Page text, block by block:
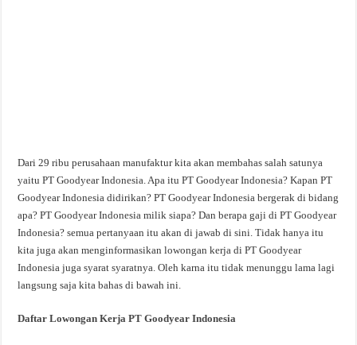
Dari 29 ribu perusahaan manufaktur kita akan membahas salah satunya
yaitu PT Goodyear Indonesia. Apa itu PT Goodyear Indonesia? Kapan PT
Goodyear Indonesia didirikan? PT Goodyear Indonesia bergerak di bidang
apa? PT Goodyear Indonesia milik siapa? Dan berapa gaji di PT Goodyear
Indonesia? semua pertanyaan itu akan di jawab di sini. Tidak hanya itu
kita juga akan menginformasikan lowongan kerja di PT Goodyear
Indonesia juga syarat syaratnya. Oleh karna itu tidak menunggu lama lagi
langsung saja kita bahas di bawah ini.
Daftar Lowongan Kerja PT Goodyear Indonesia